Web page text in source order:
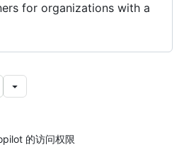
for organizations with a
的访问权限